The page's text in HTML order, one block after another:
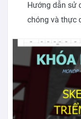
Hướng dẫn sử
chóng và thực